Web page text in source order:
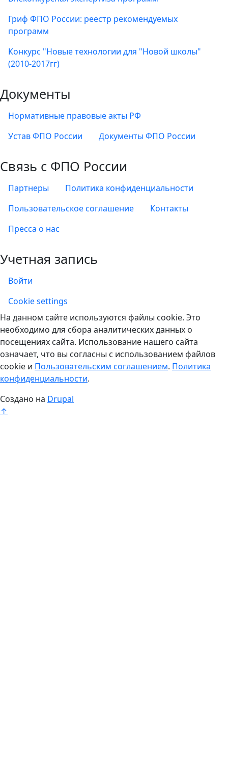
Гриф ФПО России: реестр рекомендуемых
программ
Конкурс "Новые технологии для "Новой школы"
(2010-2017гг)
Документы
Нормативные правовые акты РФ
Устав ФПО России
Документы ФПО России
Связь с ФПО России
Партнеры
Политика конфиденциальности
Пользовательское соглашение
Контакты
Пресса о нас
Учетная запись
Войти
Учетная запись
Cookie settings
На данном сайте используются файлы cookie. Это
необходимо для сбора аналитических данных о
посещениях сайта. Использование нашего сайта
означает, что вы согласны с использованием файлов
cookie и Пользовательским соглашением. Политика
конфиденциальности.
Создано на Drupal
↑